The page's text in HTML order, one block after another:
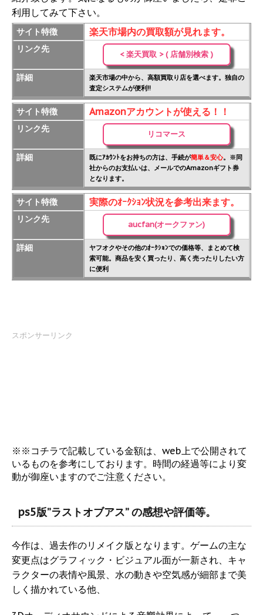
利用してみて下さい。
サイト特徴 楽天市場内の買取額が見れます。
リンク先
< 楽天買取 > ( 店舗別検索 )
詳細
楽天市場の中から、高額買取り店を選べます。独自の
査定システムが便利!!
サイト特徴 Amazonアカウントが使える！！
リンク先
リコマース
詳細 既にｱｶｳﾝﾄをお持ちの方は、手続が簡単＆安心。※同
社からのお支払いは、メールでのAmazonギフト券
となります。
サイト特徴 実際のｵｰｸｼｮﾝ状況を参考出来ます。
リンク先
aucfan(オークファン)
詳細
ヤフオクやその他のｵｰｸｼｮﾝでの価格等、まとめて検
索可能。商品を安く買ったり、高く売ったりしたい方
に便利
スポンサーリンク
※※コチラで記載している金額は、web上で公開されて
いるものを参考にしております。時間の経過等により変
動が御座いますのでご注意ください。
ps5版”ラストオブアス” の感想や評価等。
今作は、過去作のリメイク版となります。ゲームの主な
変更点はグラフィック・ビジュアル面が一新され、キャ
ラクターの表情や風景、水の動きや空気感が細部まで美
しく描かれている他、